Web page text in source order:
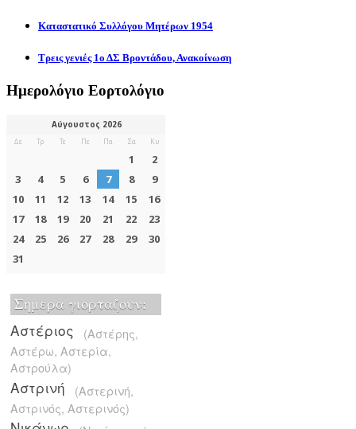
Καταστατικό Συλλόγου Μητέρων 1954
Τρεις γενιές 1ο ΔΣ Βροντάδου, Ανακοίνωση
Ημερολόγιο Εορτολόγιο